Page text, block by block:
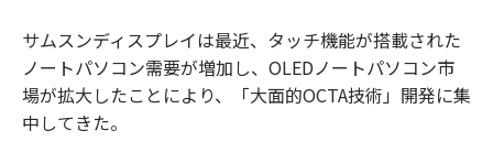
サムスンディスプレイは最近、タッチ機能が搭載された
ノートパソコン需要が増加し、OLEDノートパソコン市
場が拡大したことにより、「大面的OCTA技術」開発に集
中してきた。